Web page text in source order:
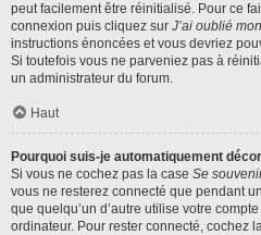
peut facilement être réinitialisé. Pour ce
connexion puis cliquez sur J’ai oublié
instructions énoncées et vous devriez
Si toutefois vous ne parveniez pas à
un administrateur du forum.
Haut
Pourquoi suis-je automatiquement
Si vous ne cochez pas la case Se
vous ne resterez connecté que pendant
que quelqu’un d’autre utilise votre
ordinateur. Pour rester connecté, cochez